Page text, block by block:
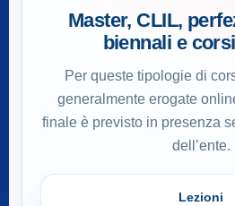
Master, CLIL,
biennali e
Per queste tipologie di
generalmente erogate
finale è previsto in presenza
dell’ente.
Lezioni